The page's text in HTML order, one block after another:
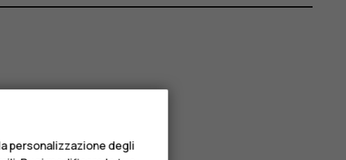
personalizzazione degli